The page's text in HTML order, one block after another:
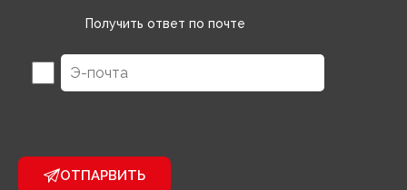
Получить ответ по почте
ОТПАРВИТЬ